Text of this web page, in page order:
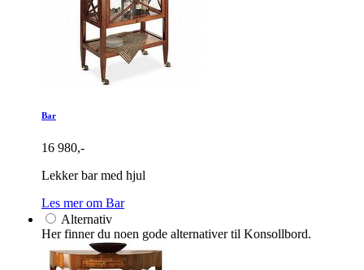
Bar
16 980,-
Lekker bar med hjul
Les mer om Bar
Alternativ
Her finner du noen gode alternativer til Konsollbord.